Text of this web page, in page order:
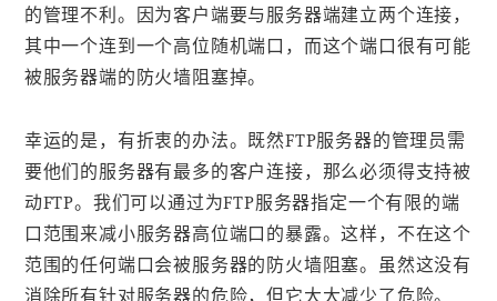
的管理不利。因为客户端要与服务器端建立两个连接，
其中一个连到一个高位随机端口，而这个端口很有可能
被服务器端的防火墙阻塞掉。
幸运的是，有折衷的办法。既然FTP服务器的管理员需
要他们的服务器有最多的客户连接，那么必须得支持被
动FTP。我们可以通过为FTP服务器指定一个有限的端
口范围来减小服务器高位端口的暴露。这样，不在这个
范围的任何端口会被服务器的防火墙阻塞。虽然这没有
消除所有针对服务器的危险，但它大大减少了危险。